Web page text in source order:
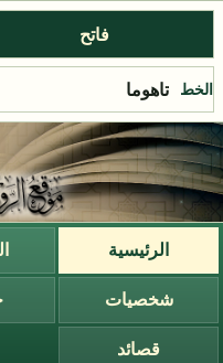
فاتح
الخط
الرئيسية
شخصيات
قصائد